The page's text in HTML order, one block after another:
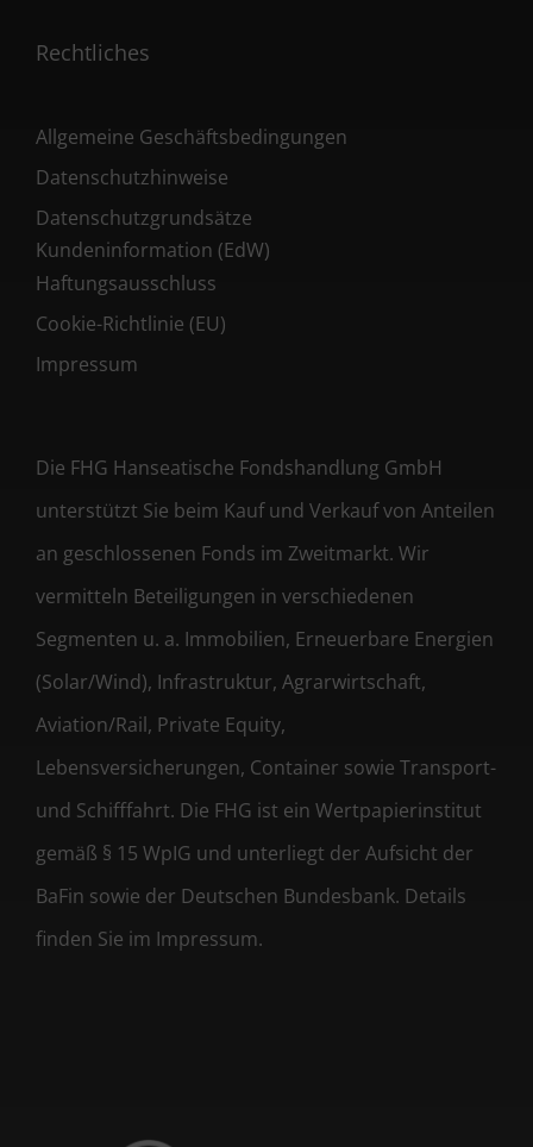
Rechtliches
Allgemeine Geschäftsbedingungen
Datenschutzhinweise
Datenschutzgrundsätze
Kundeninformation (EdW)
Haftungsausschluss
Cookie-Richtlinie (EU)
Impressum
Die FHG Hanseatische Fondshandlung GmbH
unterstützt Sie beim Kauf und Verkauf von Anteilen
an geschlossenen Fonds im Zweitmarkt. Wir
vermitteln Beteiligungen in verschiedenen
Segmenten u. a. Immobilien, Erneuerbare Energien
(Solar/Wind), Infrastruktur, Agrarwirtschaft,
Aviation/Rail, Private Equity,
Lebensversicherungen, Container sowie Transport-
und Schifffahrt. Die FHG ist ein Wertpapierinstitut
gemäß § 15 WpIG und unterliegt der Aufsicht der
BaFin sowie der Deutschen Bundesbank. Details
finden Sie im Impressum.